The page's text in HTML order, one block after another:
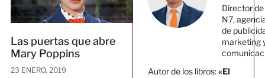
Las puertas que abre
Mary Poppins
23 ENERO, 2019
Director de
N7,
de
marketing
Autor de los libros:«El